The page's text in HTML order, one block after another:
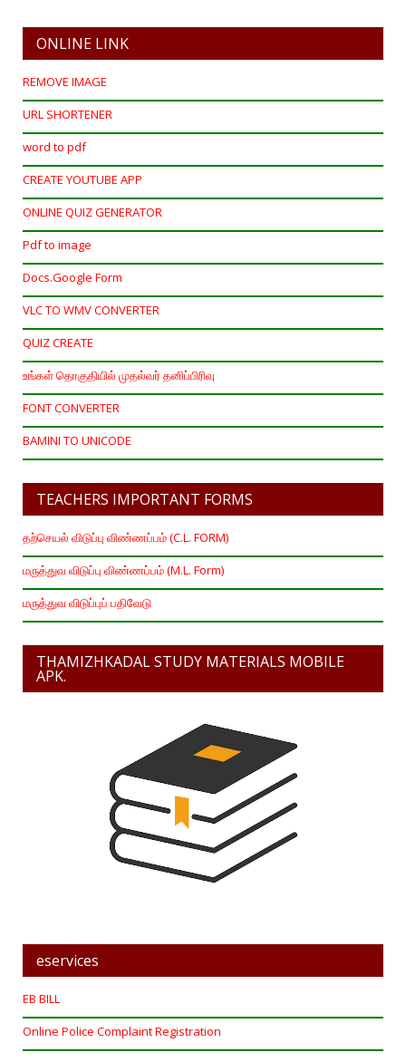
ONLINE LINK
REMOVE IMAGE
URL SHORTENER
word to pdf
CREATE YOUTUBE APP
ONLINE QUIZ GENERATOR
Pdf to image
Docs.Google Form
VLC TO WMV CONVERTER
QUIZ CREATE
உங்கள் தொகுதியில் முதல்வர் தனிப்பிரிவு
FONT CONVERTER
BAMINI TO UNICODE
TEACHERS IMPORTANT FORMS
தற்செயல் விடுப்பு விண்ணப்பம் (C.L. FORM)
மருத்துவ விடுப்பு விண்ணப்பம் (M.L. Form)
மருத்துவ விடுப்புப் பதிவேடு
THAMIZHKADAL STUDY MATERIALS MOBILE
APK.
eservices
EB BILL
Online Police Complaint Registration